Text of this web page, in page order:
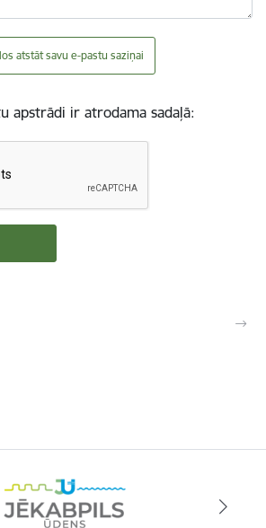
atstāt savu e-pastu saziņai
apstrādi ir atrodama sadaļā: